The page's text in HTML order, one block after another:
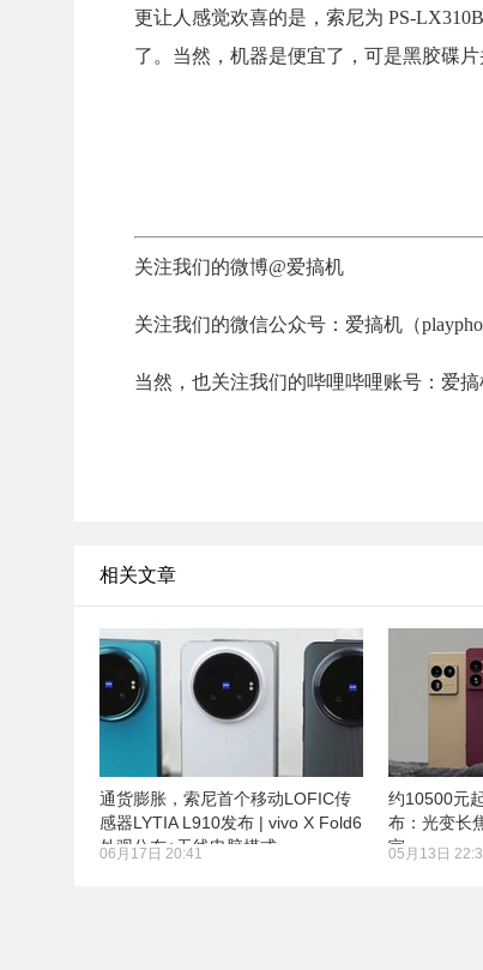
更让人感觉欢喜的是，索尼为 PS-
了。当然，机器是便宜了，可是黑胶碟
关注我们的微博@爱搞机
关注我们的微信公众号：爱搞机（
当然，也关注我们的哔哩哔哩账号：爱搞
相关文章
通货膨胀，索尼首个移动LOFIC传
感器LYTIA L910发布 | vivo X Fold6
外观公布+无线电脑模式
06月17日 20:41
约10500元
布：光变长
宣
05月13日